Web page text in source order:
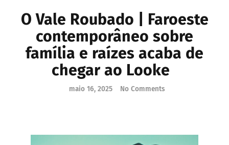
O Vale Roubado | Faroeste
contemporâneo sobre
família e raízes acaba de
chegar ao Looke
maio 16, 2025 No Comments